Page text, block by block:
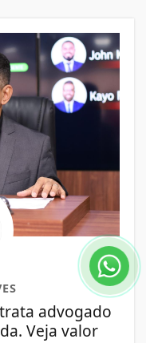
advogado
Veja valor